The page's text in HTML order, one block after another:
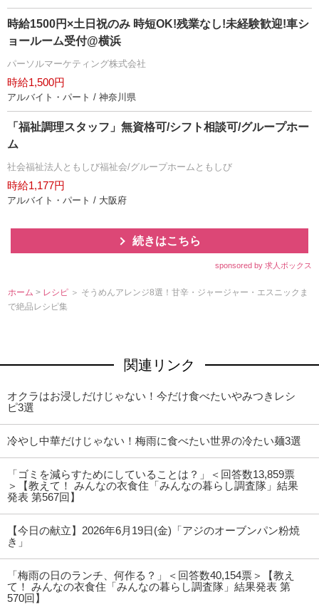
時給1500円×土日祝のみ 時短OK!残業なし!未経験歓迎!車シ
ョールーム受付@横浜
パーソルマーケティング株式会社
時給1,500円
アルバイト・パート / 神奈川県
「福祉調理スタッフ」無資格可/シフト相談可/グループホー
ム
社会福祉法人ともしび福祉会/グループホームともしび
時給1,177円
アルバイト・パート / 大阪府
続きはこちら
sponsored by 求人ボックス
ホーム > レシピ ＞ そうめんアレンジ8選！甘辛・ジャージャー・エスニックま
で絶品レシピ集
関連リンク
オクラはお浸しだけじゃない！今だけ食べたいやみつきレシ
ピ3選
冷やし中華だけじゃない！梅雨に食べたい世界の冷たい麺3選
「ゴミを減らすためにしていることは？」＜回答数13,859票
＞【教えて！ みんなの衣食住「みんなの暮らし調査隊」結果
発表 第567回】
【今日の献立】2026年6月19日(金)「アジのオーブンパン粉焼
き」
「梅雨の日のランチ、何作る？」＜回答数40,154票＞【教え
て！ みんなの衣食住「みんなの暮らし調査隊」結果発表 第
570回】